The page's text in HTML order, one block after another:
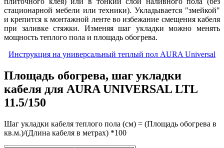
стационарной мебели или техники). Укладывается "змейкой"
и крепится к монтажной ленте во избежание смещения кабеля
при заливке стяжки. Изменяя шаг укладки можно менять
мощность теплого пола и площадь обогрева.
Инструкция на универсальный теплый пол AURA Universal
Площадь обогрева, шаг укладки
кабеля для AURA UNIVERSAL LTL
11.5/150
Шаг укладки кабеля теплого пола (cм) = (Площадь обогрева в
кв.м.)/(Длина кабеля в метрах) *100